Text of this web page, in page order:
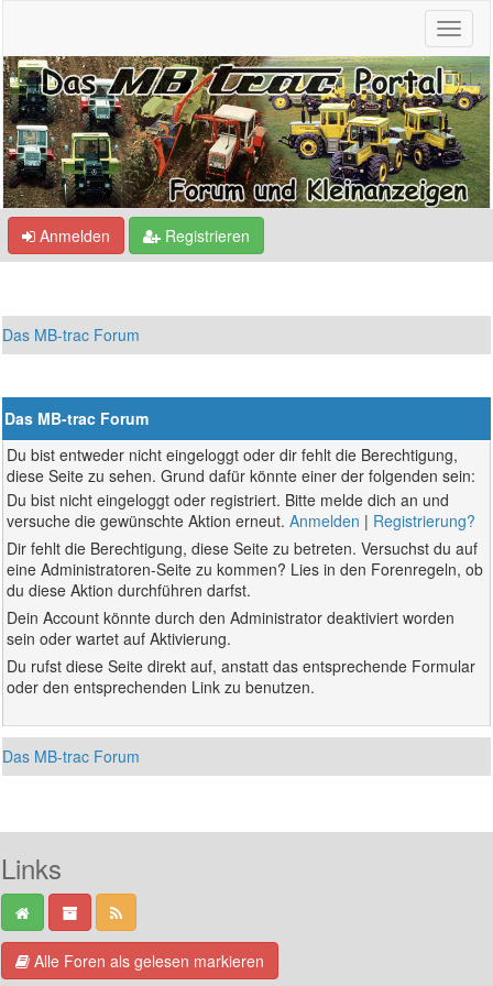
Anmelden Registrieren
Das MB-trac Forum
Das MB-trac Forum
Du bist entweder nicht eingeloggt oder dir fehlt die Berechtigung,
diese Seite zu sehen. Grund dafür könnte einer der folgenden sein:
Du bist nicht eingeloggt oder registriert. Bitte melde dich an und
versuche die gewünschte Aktion erneut.Anmelden | Registrierung?
Dir fehlt die Berechtigung, diese Seite zu betreten. Versuchst du auf
eine Administratoren-Seite zu kommen? Lies in den Forenregeln, ob
du diese Aktion durchführen darfst.
Dein Account könnte durch den Administrator deaktiviert worden
sein oder wartet auf Aktivierung.
Du rufst diese Seite direkt auf, anstatt das entsprechende Formular
oder den entsprechenden Link zu benutzen.
Das MB-trac Forum
Links
Alle Foren als gelesen markieren